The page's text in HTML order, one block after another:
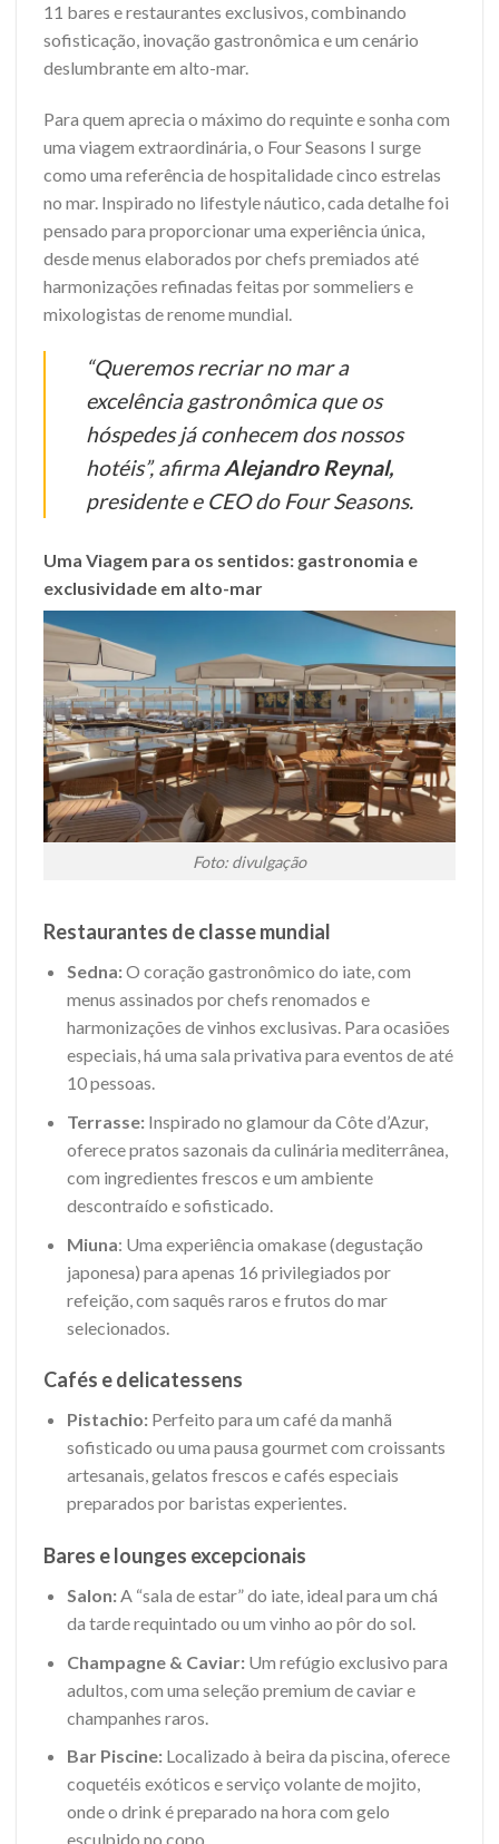
11 bares e restaurantes exclusivos, combinando
sofisticação, inovação gastronômica e um cenário
deslumbrante em alto-mar.
Para quem aprecia o máximo do requinte e sonha com
uma viagem extraordinária, o Four Seasons I surge
como uma referência de hospitalidade cinco estrelas
no mar. Inspirado no lifestyle náutico, cada detalhe foi
pensado para proporcionar uma experiência única,
desde menus elaborados por chefs premiados até
harmonizações refinadas feitas por sommeliers e
mixologistas de renome mundial.
“Queremos recriar no mar a
excelência gastronômica que os
hóspedes já conhecem dos nossos
hotéis”, afirmaAlejandro Reynal,
presidente e CEO do Four Seasons.
Uma Viagem para os sentidos: gastronomia e
exclusividade em alto-mar
Foto: divulgação
Restaurantes de classe mundial
Sedna:O coração gastronômico do iate, com
menus assinados por chefs renomados e
harmonizações de vinhos exclusivas. Para ocasiões
especiais, há uma sala privativa para eventos de até
10 pessoas.
Terrasse:Inspirado no glamour da Côte d’Azur,
oferece pratos sazonais da culinária mediterrânea,
com ingredientes frescos e um ambiente
descontraído e sofisticado.
Miuna: Uma experiência omakase (degustação
japonesa) para apenas 16 privilegiados por
refeição, com saquês raros e frutos do mar
selecionados.
Cafés e delicatessens
Pistachio:Perfeito para um café da manhã
sofisticado ou uma pausa gourmet com croissants
artesanais, gelatos frescos e cafés especiais
preparados por baristas experientes.
Bares e lounges excepcionais
Salon:A “sala de estar” do iate, ideal para um chá
da tarde requintado ou um vinho ao pôr do sol.
Champagne & Caviar:Um refúgio exclusivo para
adultos, com uma seleção premium de caviar e
champanhes raros.
Bar Piscine:Localizado à beira da piscina, oferece
coquetéis exóticos e serviço volante de mojito,
onde o drink é preparado na hora com gelo
esculpido no copo.